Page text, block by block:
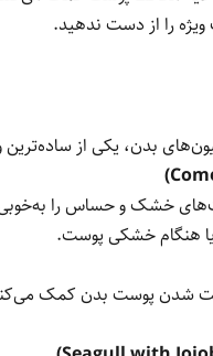
بدن، یکی از
خشک و حساس را
یا هنگام خشکی پوست.
سفت شدن پوست بدن کمک